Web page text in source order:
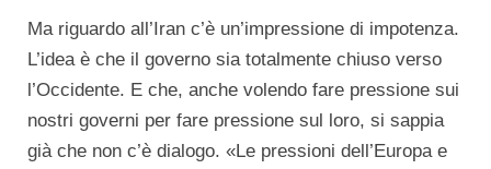
Ma riguardo all’Iran c’è un’impressione di impotenza.
L’idea è che il governo sia totalmente chiuso verso
l’Occidente. E che, anche volendo fare pressione sui
nostri governi per fare pressione sul loro, si sappia
già che non c’è dialogo. «Le pressioni dell’Europa e